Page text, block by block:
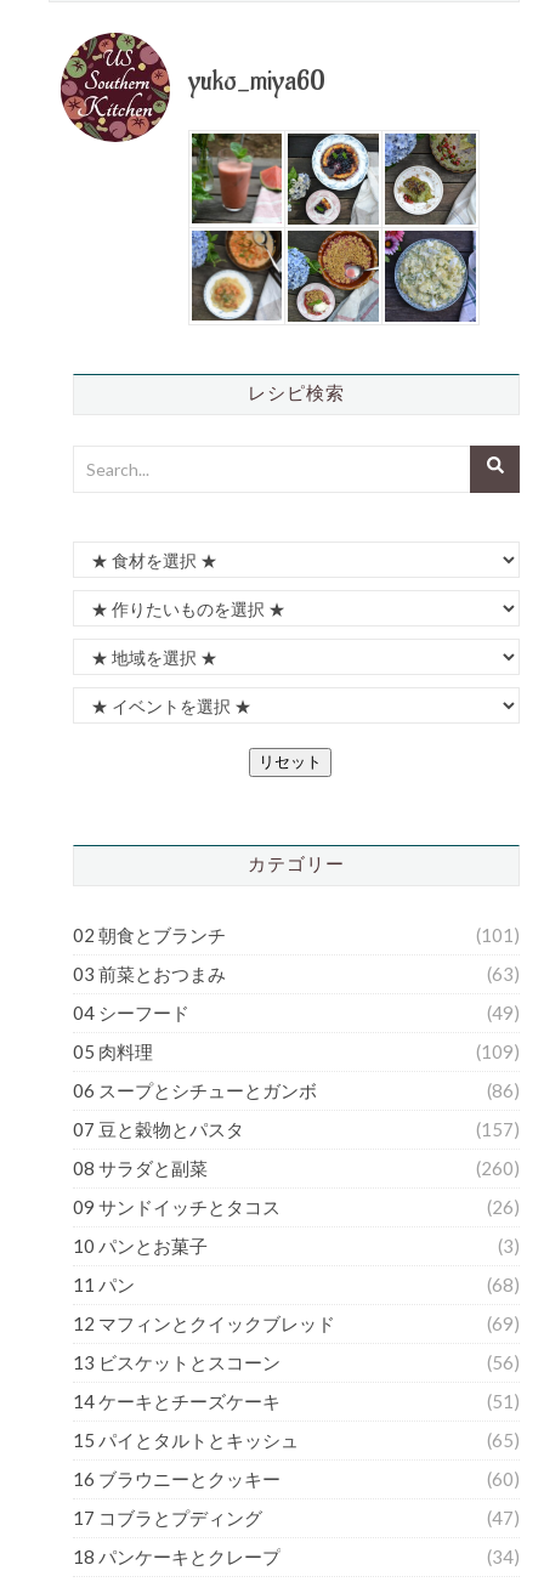
yuko_miya60
レシピ検索
リセット
カテゴリー
02 朝食とブランチ
(101)
03 前菜とおつまみ
(63)
04 シーフード
(49)
05 肉料理
(109)
06 スープとシチューとガンボ
(86)
07 豆と穀物とパスタ
(157)
08 サラダと副菜
(260)
09 サンドイッチとタコス
(26)
10 パンとお菓子
(3)
11 パン
(68)
12 マフィンとクイックブレッド
(69)
13 ビスケットとスコーン
(56)
14 ケーキとチーズケーキ
(51)
15 パイとタルトとキッシュ
(65)
16 ブラウニーとクッキー
(60)
17 コブラとプディング
(47)
18 パンケーキとクレープ
(34)